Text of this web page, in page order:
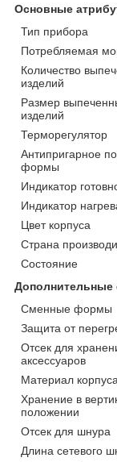
Основные
Тип прибора
Потребляемая
Количество
изделий
Размер
изделий
Терморегулятор
Антипригарное
формы
Индикатор
Индикатор
Цвет корпуса
Страна
Состояние
Дополнительные
Сменные формы
Защита от
Отсек для
аксессуаров
Материал корпуса
Хранение в
положении
Отсек для шнура
Длина сетевого